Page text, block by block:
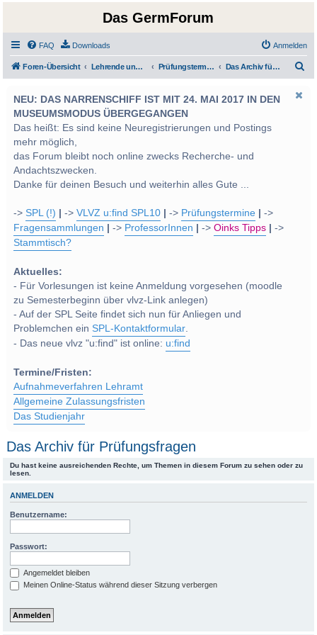
Das GermForum
FAQ Downloads Anmelden
Foren-Übersicht Lehrende und Prüfungen Prüfungstermine und von den Lehrveranstaltungsleitern gestellte Prüfungsfragen Das Archiv für Prüfungsfragen
NEU: DAS NARRENSCHIFF IST MIT 24. MAI 2017 IN DEN
MUSEUMSMODUS ÜBERGEGANGEN
Das heißt: Es sind keine Neuregistrierungen und Postings
mehr möglich,
das Forum bleibt noch online zwecks Recherche- und
Andachtszwecken.
Danke für deinen Besuch und weiterhin alles Gute ...
->SPL (!) ->VLVZ u:find SPL10 -> Prüfungstermine
->
Fragensammlungen
-> ProfessorInnen ->Oinks Tipps
->
Stammtisch?
Aktuelles:
- Für Vorlesungen ist keine Anmeldung vorgesehen (moodle
zu Semesterbeginn über vlvz-Link anlegen)
- Auf der SPL Seite findet sich nun für Anliegen und
Problemchen einSPL-Kontaktformular.
- Das neue vlvz "u:find" ist online: u:find
Termine/Fristen:
Aufnahmeverfahren Lehramt
Allgemeine Zulassungsfristen
Das Studienjahr
Das Archiv für Prüfungsfragen
Du hast keine ausreichenden Rechte, um Themen in diesem Forum zu sehen oder zu
lesen.
ANMELDEN
Benutzername:
Passwort:
Angemeldet bleiben
Meinen Online-Status während dieser Sitzung verbergen